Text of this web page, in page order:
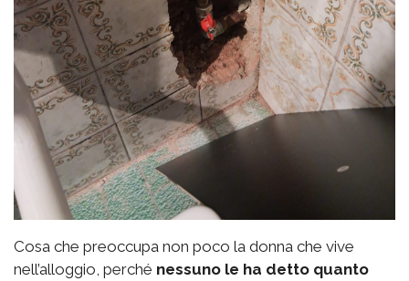
Cosa che preoccupa non poco la donna che vive
nell’alloggio, perché nessuno le ha detto quanto